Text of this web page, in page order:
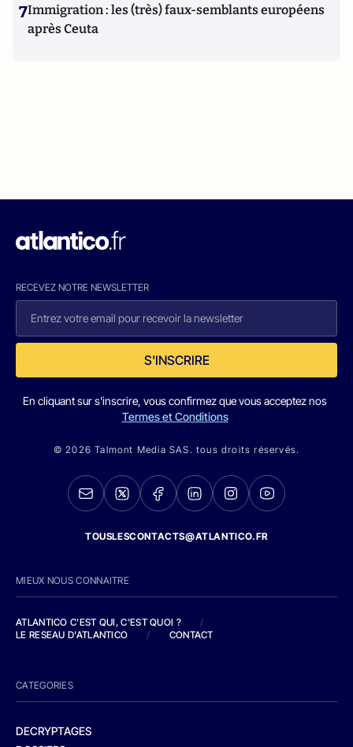
7Immigration : les (très) faux-semblants européens
après Ceuta
RECEVEZ NOTRE NEWSLETTER
S'INSCRIRE
En cliquant sur s'inscrire, vous confirmez que vous acceptez nos
Termes et Conditions
© 2026 Talmont Media SAS. tous droits réservés.
TOUSLESCONTACTS@ATLANTICO.FR
MIEUX NOUS CONNAITRE
ATLANTICO C'EST QUI, C'EST QUOI ?
/
LE RESEAU D'ATLANTICO
/ CONTACT
CATEGORIES
DECRYPTAGES